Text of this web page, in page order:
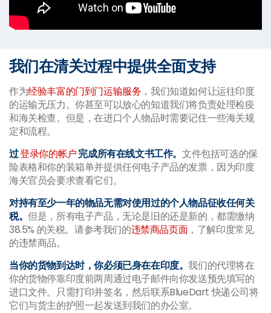
我们在清关过程中提供全面支持
作为经验丰富的门到门运输服务 ，我们知道如何让运往印度
的运输无压力。你甚至可以放心的知道我们将负责处理检疫
和海关检查。但是，在进口个人物品时需要记住一些海关规
定和流程。
过登录你的帐户完成所有在线文书工作。文件包括可选的保
险表格和你的装箱单并提供任何电子产品的发票，因为印度
海关官员会要求查看它们。
对持有至少一年的物品无需对使用过的个人物品征收任何关
税。但是，所有电子产品，无论是旧的还是新的，都需缴纳
38.5% 的关税。请参考我们的违禁商品页面，了解印度常见
的违禁商品。
当你的货物到达时，你必须已身在在印度。我们的代理将在
你的货物停靠印度前两周通过电子邮件向你发送预先填写的
进口文件。只需打印并签名，然后联系BlueDart 快递公司将
它们与货主的护照一起发送到我们的办公室。